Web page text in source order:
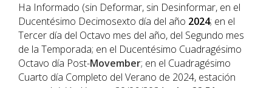
Ha Informado (sin Deformar, sin Desinformar, en el
Ducentésimo Decimosexto día del año 2024; en el
Tercer día del Octavo mes del año, del Segundo mes
de la Temporada; en el Ducentésimo Cuadragésimo
Octavo día Post-Movember; en el Cuadragésimo
Cuarto día Completo del Verano de 2024, estación